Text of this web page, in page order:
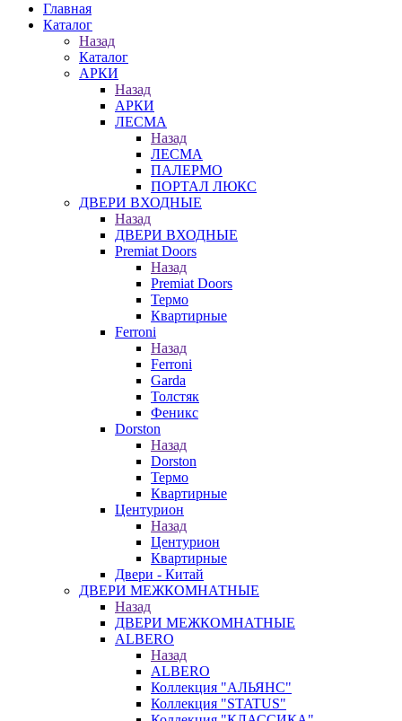
Главная
Каталог
Назад
Каталог
АРКИ
Назад
АРКИ
ЛЕСМА
Назад
ЛЕСМА
ПАЛЕРМО
ПОРТАЛ ЛЮКС
ДВЕРИ ВХОДНЫЕ
Назад
ДВЕРИ ВХОДНЫЕ
Premiat Doors
Назад
Premiat Doors
Термо
Квартирные
Ferroni
Назад
Ferroni
Garda
Толстяк
Феникс
Dorston
Назад
Dorston
Термо
Квартирные
Центурион
Назад
Центурион
Квартирные
Двери - Китай
ДВЕРИ МЕЖКОМНАТНЫЕ
Назад
ДВЕРИ МЕЖКОМНАТНЫЕ
ALBERO
Назад
ALBERO
Коллекция "АЛЬЯНС"
Коллекция "STATUS"